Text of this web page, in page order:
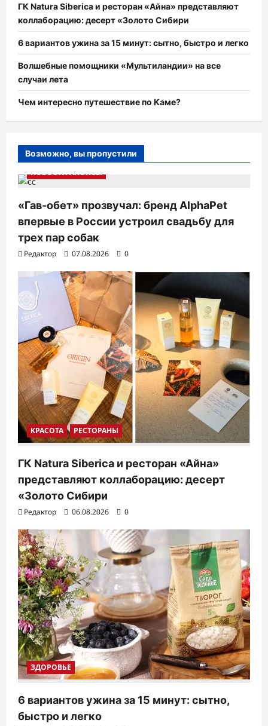
ГК Natura Siberica и ресторан «Айна» представляют
коллаборацию: десерт «Золото Сибири
6 вариантов ужина за 15 минут: сытно, быстро и легко
Волшебные помощники «Мультиландии» на все
случаи лета
Чем интересно путешествие по Каме?
Возможно, вы пропустили
НОВОСТИ АНОНСЫ
«Гав-обет» прозвучал: бренд AlphaPet
впервые в России устроил свадьбу для
трех пар собак
Редактор 07.08.2026 0
КРАСОТА РЕСТОРАНЫ
ГК Natura Siberica и ресторан «Айна»
представляют коллаборацию: десерт
«Золото Сибири
Редактор 06.08.2026 0
ЗДОРОВЬЕ
6 вариантов ужина за 15 минут: сытно,
быстро и легко